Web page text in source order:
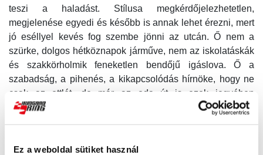
Ez a weboldal sütiket használ
teszi a haladást. Stílusa megkérdőjelezhetetlen,
megjelenése egyedi és később is annak lehet érezni, mert
jó eséllyel kevés fog szembe jönni az utcán. Ő nem a
szürke, dolgos hétköznapok járműve, nem az iskolatáskák
és szakkörholmik feneketlen bendőjű igáslova. Ő a
szabadság, a pihenés, a kikapcsolódás hírnöke, hogy ne
csak az ottlét, de már az oda út is ezek jegyében
telhessen.